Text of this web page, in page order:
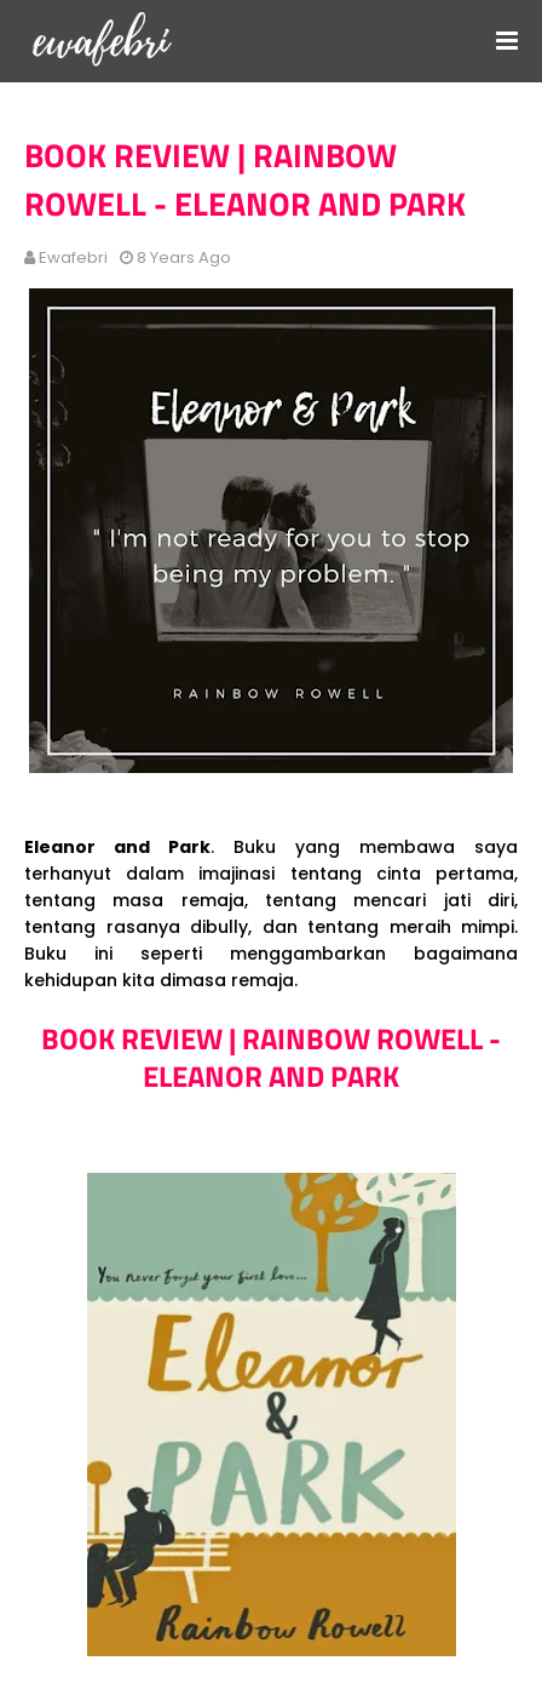
BOOK REVIEW | RAINBOW
ROWELL - ELEANOR AND PARK
Ewafebri 8 Years Ago
Eleanor and Park. Buku yang membawa saya
terhanyut dalam imajinasi tentang cinta pertama,
tentang masa remaja, tentang mencari jati diri,
tentang rasanya dibully, dan tentang meraih mimpi.
Buku ini seperti menggambarkan bagaimana
kehidupan kita dimasa remaja.
BOOK REVIEW | RAINBOW ROWELL -
ELEANOR AND PARK